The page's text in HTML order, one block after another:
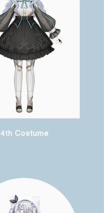
4th Costume